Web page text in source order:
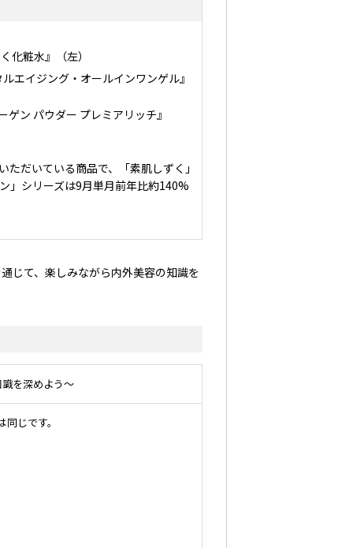
化粧水』（左）
エイジング・オールインワンゲル』
ン パウダー プレミアリッチ』
ただいている商品で、「素肌しずく」
」シリーズは9月単月前年比約140%
じて、楽しみながら内外美容の知識を
を深めよう～
じです。